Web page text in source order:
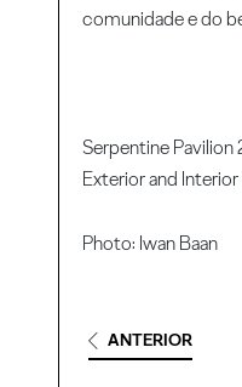
comunidade e do
Serpentine
Exterior and
Photo: Iwan Baan
ANTERIOR